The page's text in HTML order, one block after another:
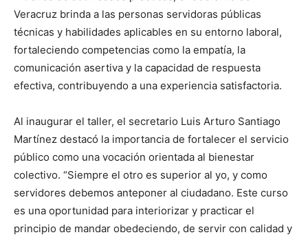
Veracruz brinda a las personas servidoras públicas
técnicas y habilidades aplicables en su entorno laboral,
fortaleciendo competencias como la empatía, la
comunicación asertiva y la capacidad de respuesta
efectiva, contribuyendo a una experiencia satisfactoria.
Al inaugurar el taller, el secretario Luis Arturo Santiago
Martínez destacó la importancia de fortalecer el servicio
público como una vocación orientada al bienestar
colectivo. “Siempre el otro es superior al yo, y como
servidores debemos anteponer al ciudadano. Este curso
es una oportunidad para interiorizar y practicar el
principio de mandar obedeciendo, de servir con calidad y